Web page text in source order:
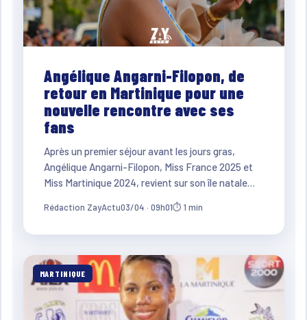
Angélique Angarni-Filopon, de
retour en Martinique pour une
nouvelle rencontre avec ses
fans
Après un premier séjour avant les jours gras,
Angélique Angarni-Filopon, Miss France 2025 et
Miss Martinique 2024, revient sur son île natale…
Rédaction ZayActu03/04 · 09h01⏱ 1 min
MARTINIQUE